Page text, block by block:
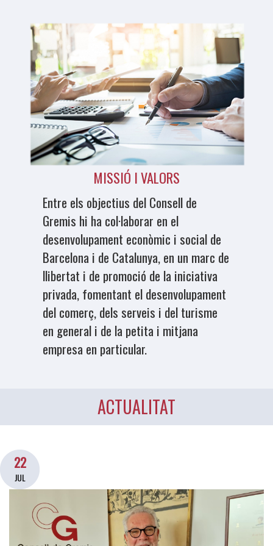
MISSIÓ I VALORS
Entre els objectius del Consell de
Gremis hi ha col·laborar en el
desenvolupament econòmic i social de
Barcelona i de Catalunya, en un marc de
llibertat i de promoció de la iniciativa
privada, fomentant el desenvolupament
del comerç, dels serveis i del turisme
en general i de la petita i mitjana
empresa en particular.
ACTUALITAT
22
JUL